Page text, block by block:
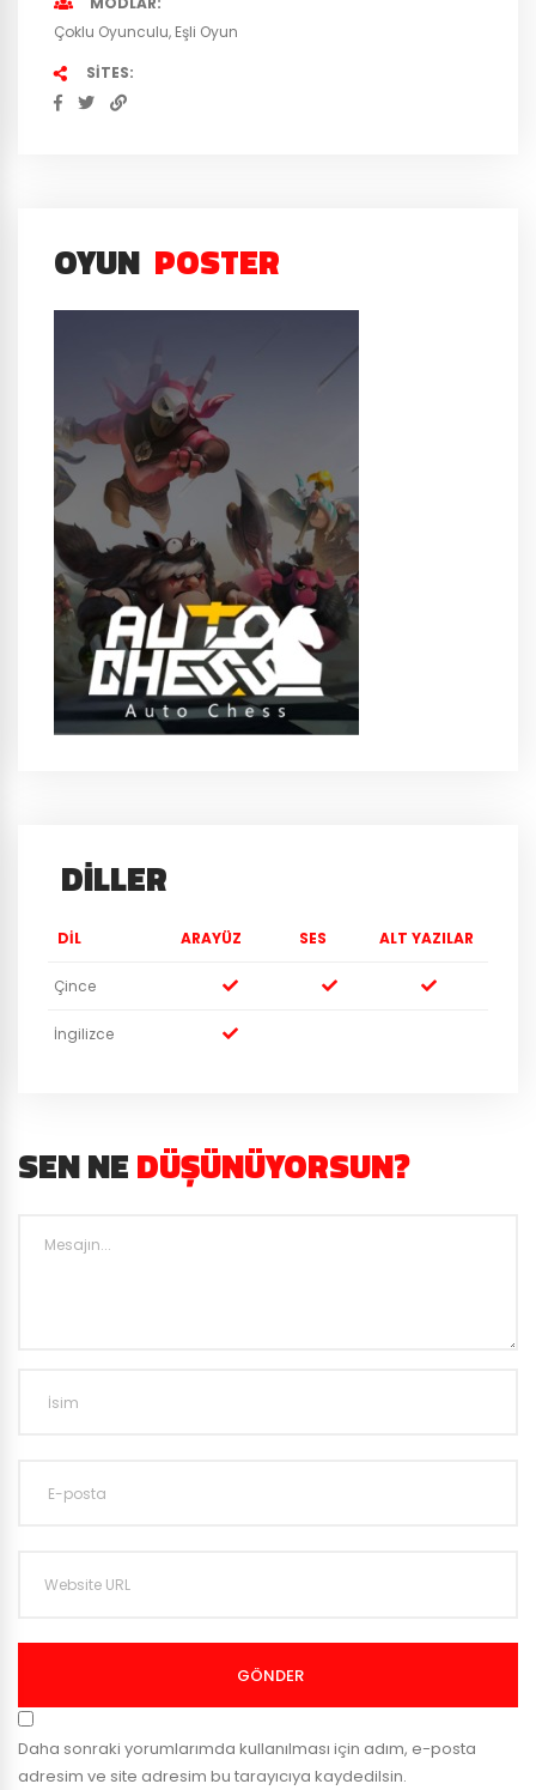
Çoklu Oyunculu Eşli Oyun
SITES
OYUN POSTER
DILLER
DIL ARAYÜZ SES ALT YAZILAR
Çince
İngilizce
SEN NEDÜŞÜNÜYORSUN?
GÖNDER
Daha sonraki yorumlarımda kullanılması için adım, e-posta
adresim ve site adresim bu tarayıcıya kaydedilsin.